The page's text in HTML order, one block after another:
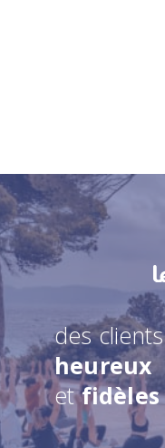
des clients
heureux
etfidèles